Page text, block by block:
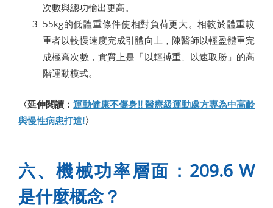
次數與總功輸出更高。
55kg的低體重條件使相對負荷更大。相較於體重較
重者以較慢速度完成引體向上，陳醫師以輕盈體重完
成極高次數，實質上是「以輕搏重、以速取勝」的高
階運動模式。
〈延伸閱讀：運動健康不傷身!! 醫療級運動處方專為中高齡
與慢性病患打造!〉
六、機械功率層面：209.6 W
是什麼概念？